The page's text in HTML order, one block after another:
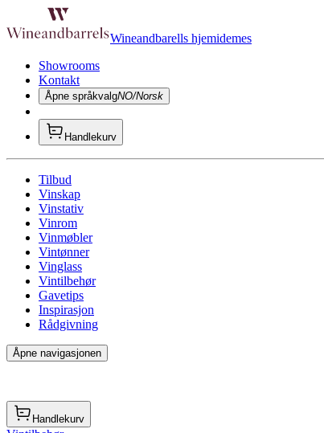
Wineandbarells hjemidemes
Showrooms
Kontakt
Åpne språkvalgNO/Norsk
Handlekurv
Tilbud
Vinskap
Vinstativ
Vinrom
Vinmøbler
Vintønner
Vinglass
Vintilbehør
Gavetips
Inspirasjon
Rådgivning
Åpne navigasjonen
Handlekurv